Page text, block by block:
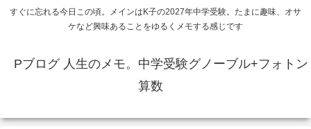
すぐに忘れる今日この頃。メインはK子の2027年中学受験。たまに趣味、オサ
ケなど興味あることをゆるくメモする感じです
Pブログ 人生のメモ。中学受験グノーブル+フォトン
算数